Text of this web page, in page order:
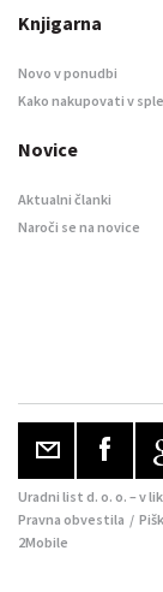
Knjigarna
Novo v ponudbi
Kako nakupovati v
Novice
Aktualni članki
Naroči se na novice
Uradni list d. o. o. – v
Pravna obvestila /
2Mobile